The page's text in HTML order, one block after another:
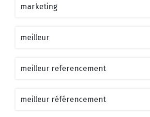
marketing
meilleur
meilleur referencement
meilleur référencement